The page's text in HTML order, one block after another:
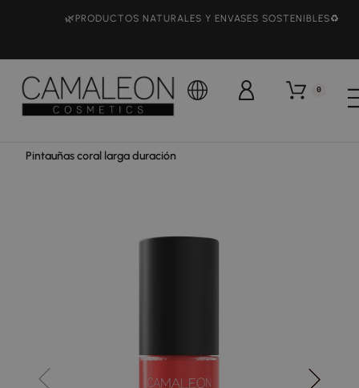
🌿PRODUCTOS NATURALES Y ENVASES SOSTENIBLES♻️
0
Pintauñas coral larga duración